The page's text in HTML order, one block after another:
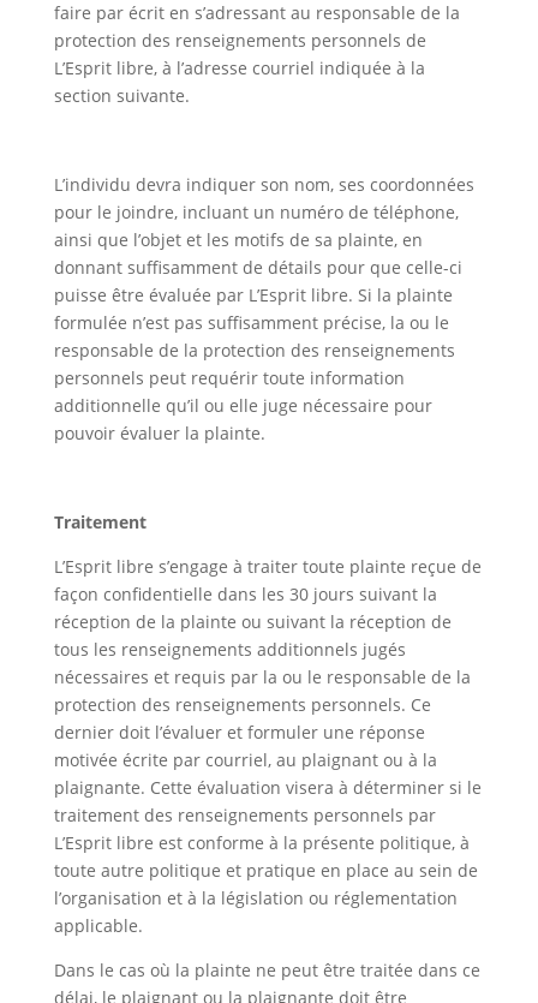
faire par écrit en s’adressant au responsable de la
protection des renseignements personnels de
L’Esprit libre, à l’adresse courriel indiquée à la
section suivante.
L’individu devra indiquer son nom, ses coordonnées
pour le joindre, incluant un numéro de téléphone,
ainsi que l’objet et les motifs de sa plainte, en
donnant suffisamment de détails pour que celle-ci
puisse être évaluée par L’Esprit libre. Si la plainte
formulée n’est pas suffisamment précise, la ou le
responsable de la protection des renseignements
personnels peut requérir toute information
additionnelle qu’il ou elle juge nécessaire pour
pouvoir évaluer la plainte.
Traitement
L’Esprit libre s’engage à traiter toute plainte reçue de
façon confidentielle dans les 30 jours suivant la
réception de la plainte ou suivant la réception de
tous les renseignements additionnels jugés
nécessaires et requis par la ou le responsable de la
protection des renseignements personnels. Ce
dernier doit l’évaluer et formuler une réponse
motivée écrite par courriel, au plaignant ou à la
plaignante. Cette évaluation visera à déterminer si le
traitement des renseignements personnels par
L’Esprit libre est conforme à la présente politique, à
toute autre politique et pratique en place au sein de
l’organisation et à la législation ou réglementation
applicable.
Dans le cas où la plainte ne peut être traitée dans ce
délai, le plaignant ou la plaignante doit être